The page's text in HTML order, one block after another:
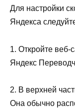
Для настройки
Яндекса
1. Откройте веб-
Яндекс
2. В верхней
Она обычно